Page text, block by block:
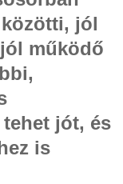
jól
működő
tehet jót, és
is